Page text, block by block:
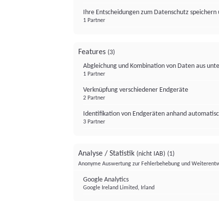
Ihre Entscheidungen zum Datenschutz
1 Partner
Features (3)
Abgleichung und Kombination von Daten aus
1 Partner
Verknüpfung verschiedener Endgeräte
2 Partner
Identifikation von Endgeräten anhand
3 Partner
Analyse / Statistik (nicht IAB) (1)
Anonyme Auswertung zur Fehlerbehebung und
Google Analytics
Google Ireland Limited, Irland